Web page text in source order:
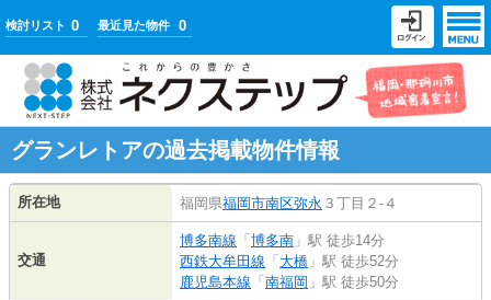
検討リスト 0 最近見た物件 0
グランレトアの過去掲載物件情報
所在地 福岡県福岡市南区弥永 ３丁目２-４
交通
博多南線 「 博多南 」駅 徒歩14分
西鉄大牟田線 「 大橋 」駅 徒歩52分
鹿児島本線 「 南福岡 」駅 徒歩50分